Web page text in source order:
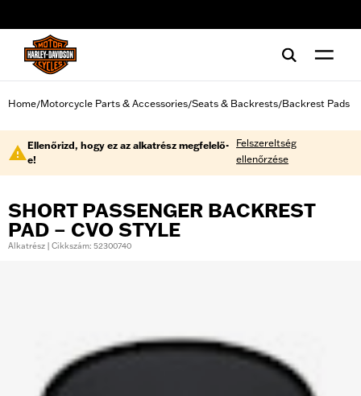
Home/Motorcycle Parts & Accessories/Seats & Backrests/Backrest Pads
Ellenőrizd, hogy ez az alkatrész megfelelő-
e!
Felszereltség
ellenőrzése
SHORT PASSENGER BACKREST
PAD – CVO STYLE
Alkatrész | Cikkszám: 52300740